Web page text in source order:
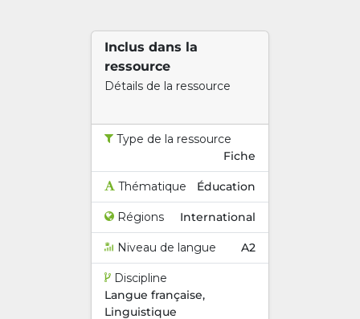
Inclus dans la
ressource
Détails de la ressource
Type de la ressource
Fiche
Thématique Éducation
Régions International
Niveau de langue A2
Discipline
Langue française,
Linguistique